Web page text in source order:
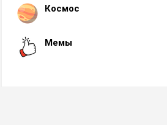
Космос
Мемы